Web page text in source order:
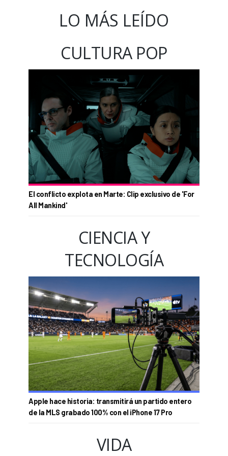
LO MÁS LEÍDO
CULTURA POP
El conflicto explota en Marte: Clip exclusivo de 'For
All Mankind'
CIENCIA Y
TECNOLOGÍA
Apple hace historia: transmitirá un partido entero
de la MLS grabado 100% con el iPhone 17 Pro
VIDA